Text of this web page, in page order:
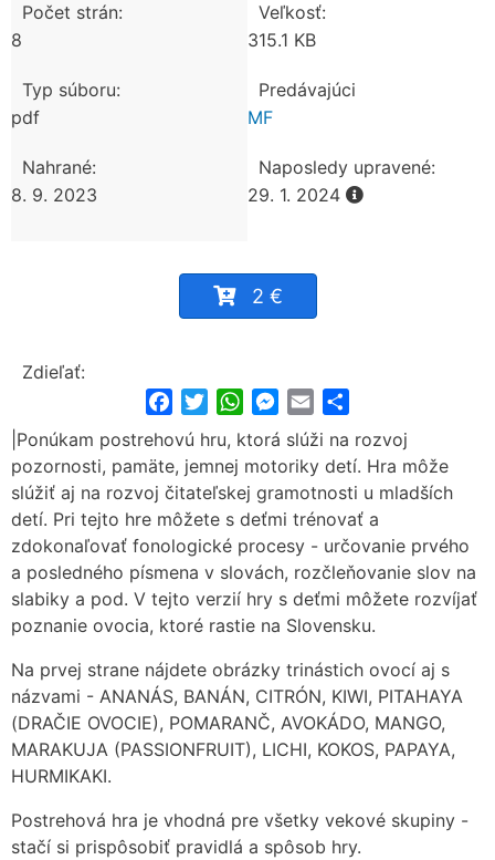
Počet strán:
8
Veľkosť:
315.1 KB
Typ súboru:
pdf
Predávajúci
MF
Nahrané:
8. 9. 2023
Naposledy upravené:
29. 1. 2024
2 €
Zdieľať:
FacebookTwitterWhatsApp
Messenger
Email
|Ponúkam postrehovú hru, ktorá slúži na rozvoj
pozornosti, pamäte, jemnej motoriky detí. Hra môže
slúžiť aj na rozvoj čitateľskej gramotnosti u mladších
detí. Pri tejto hre môžete s deťmi trénovať a
zdokonaľovať fonologické procesy - určovanie prvého
a posledného písmena v slovách, rozčleňovanie slov na
slabiky a pod. V tejto verzií hry s deťmi môžete rozvíjať
poznanie ovocia, ktoré rastie na Slovensku.
Na prvej strane nájdete obrázky trinástich ovocí aj s
názvami - ANANÁS, BANÁN, CITRÓN, KIWI, PITAHAYA
(DRAČIE OVOCIE), POMARANČ, AVOKÁDO, MANGO,
MARAKUJA (PASSIONFRUIT), LICHI, KOKOS, PAPAYA,
HURMIKAKI.
Postrehová hra je vhodná pre všetky vekové skupiny -
stačí si prispôsobiť pravidlá a spôsob hry.